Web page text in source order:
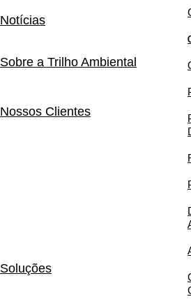
Sobre a Trilho Ambiental
Notícias
Nossos Clientes
Soluções